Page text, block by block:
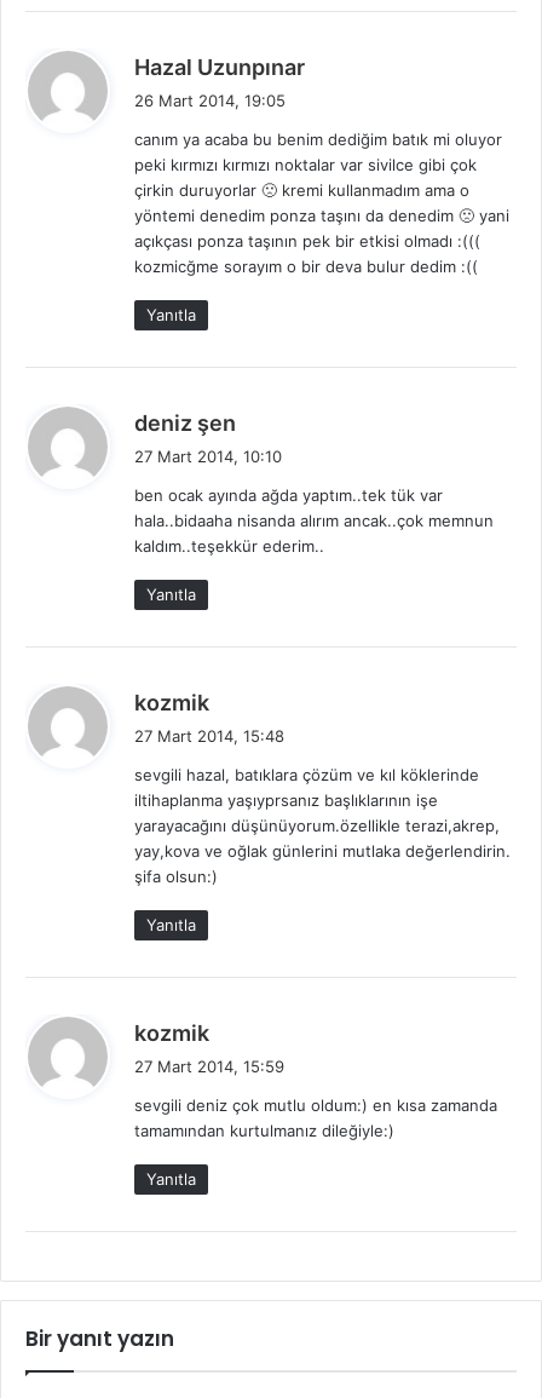
Hazal Uzunpınar
i
k
i
26 Mart 2014, 19:05
canım ya acaba bu benim dediğim batık mi oluyor
peki kırmızı kırmızı noktalar var sivilce gibi çok
çirkin duruyorlar 🙁 kremi kullanmadım ama o
yöntemi denedim ponza taşını da denedim 🙁 yani
açıkçası ponza taşının pek bir etkisi olmadı :(((
kozmicğme sorayım o bir deva bulur dedim :((
Yanıtla
deniz şen
i
k
i
27 Mart 2014, 10:10
ben ocak ayında ağda yaptım..tek tük var
hala..bidaaha nisanda alırım ancak..çok memnun
kaldım..teşekkür ederim..
Yanıtla
kozmik
i
k
i
27 Mart 2014, 15:48
sevgili hazal, batıklara çözüm ve kıl köklerinde
iltihaplanma yaşıyprsanız başlıklarının işe
yarayacağını düşünüyorum.özellikle terazi,akrep,
yay,kova ve oğlak günlerini mutlaka değerlendirin.
şifa olsun:)
Yanıtla
kozmik
i
k
27 Mart 2014, 15:59
sevgili deniz çok mutlu oldum:) en kısa zamanda
tamamından kurtulmanız dileğiyle:)
Yanıtla
Bir yanıt yazın